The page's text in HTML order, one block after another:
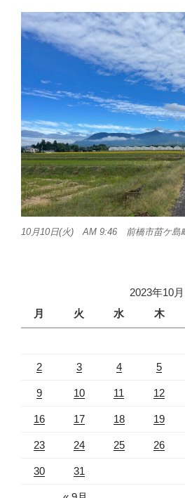
10月10日(火) AM 9:46 前橋市苗ケ島
2023年10月
月
火 水 木
2 3 4 5
9 10 11 12
16 17 18 19
23 24 25 26
30 31